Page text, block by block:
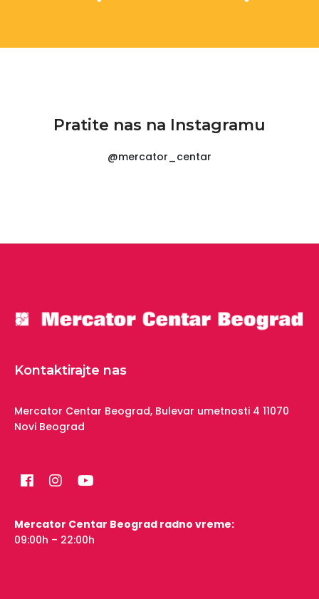
Pratite nas na Instagramu
@mercator_centar
Kontaktirajte nas
Mercator Centar Beograd, Bulevar umetnosti 4 11070
Novi Beograd
Mercator Centar Beograd radno vreme:
09:00h – 22:00h